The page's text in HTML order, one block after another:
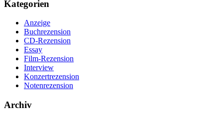
Kategorien
Anzeige
Buchrezension
CD-Rezension
Essay
Film-Rezension
Interview
Konzertrezension
Notenrezension
Archiv